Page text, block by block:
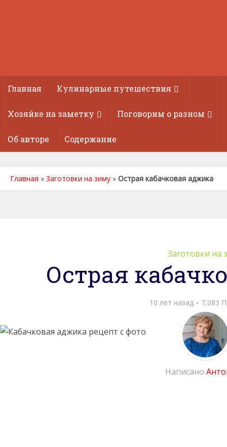
Главная Кулинарные путешествия
Хозяйке на заметку Поговорим о разном
Об авторе Содержание
Главная » Заготовки на зиму » Острая кабачковая аджика
Заготовки на
Острая
10 лет назад 7,083
Написано